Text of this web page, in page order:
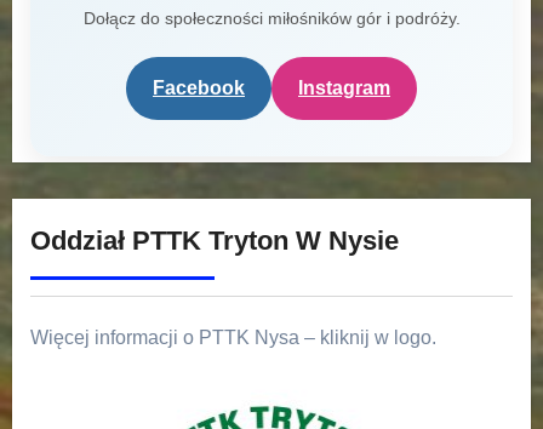
Dołącz do społeczności miłośników gór i podróży.
Facebook Instagram
Oddział PTTK Tryton W Nysie
Więcej informacji o PTTK Nysa – kliknij w logo.